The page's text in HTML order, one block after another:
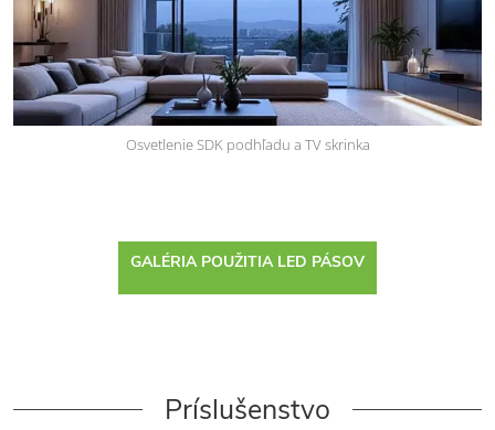
Osvetlenie SDK podhľadu a TV skrinka
GALÉRIA POUŽITIA LED PÁSOV
Príslušenstvo